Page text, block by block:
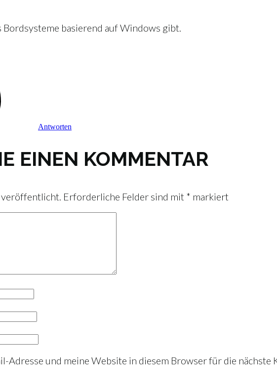
Bordsysteme basierend auf Windows gibt.
Antworten
EINEN KOMMENTAR
Erforderliche Felder sind mit * markiert
Adresse und meine Website in diesem Browser für die nächste